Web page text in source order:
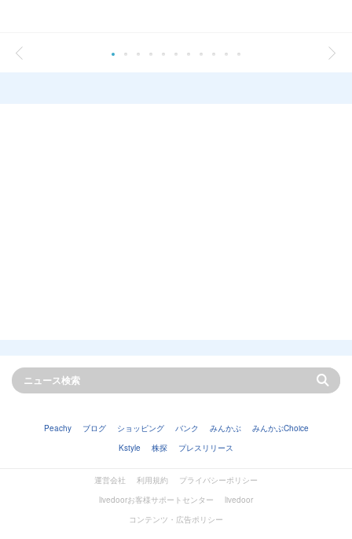
Peachy ブログ ショッピング バンク みんかぶ
みんかぶChoice
Kstyle
株探 プレスリリース
運営会社 利用規約
プライバシーポリシー
livedoorお客様サポートセンター
livedoor
コンテンツ・広告ポリシー